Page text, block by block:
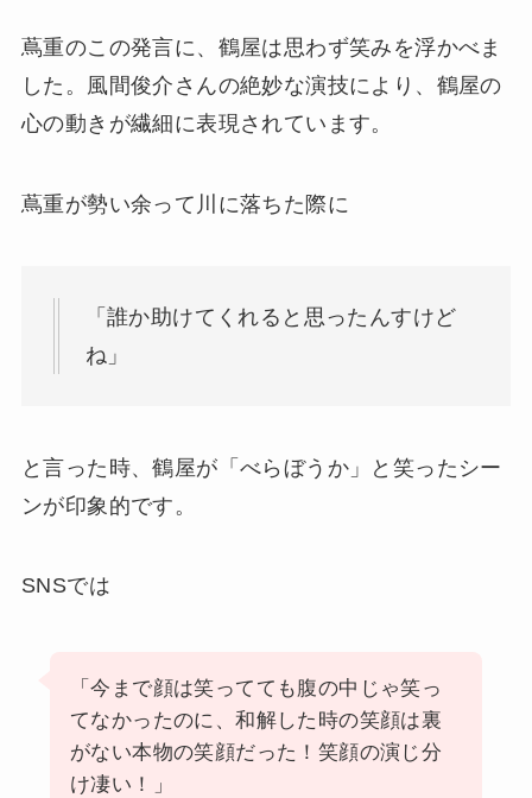
蔦重のこの発言に、鶴屋は思わず笑みを浮かべま
した。風間俊介さんの絶妙な演技により、鶴屋の
心の動きが繊細に表現されています。
蔦重が勢い余って川に落ちた際に
「誰か助けてくれると思ったんすけど
ね」
と言った時、鶴屋が「べらぼうか」と笑ったシー
ンが印象的です。
SNSでは
「今まで顔は笑ってても腹の中じゃ笑っ
てなかったのに、和解した時の笑顔は裏
がない本物の笑顔だった！笑顔の演じ分
け凄い！」